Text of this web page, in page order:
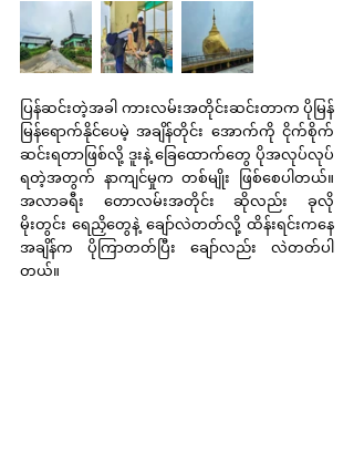
ပြန်ဆင်းတဲ့အခါ ကားလမ်းအတိုင်းဆင်းတာက ပိုမြန်
မြန်ရောက်နိုင်ပေမဲ့ အချိန်တိုင်း အောက်ကို ငိုက်စိုက်
ဆင်းရတာဖြစ်လို့ ဒူးနဲ့ ခြေထောက်တွေ ပိုအလုပ်လုပ်
ရတဲ့အတွက် နာကျင်မှုက တစ်မျိုး ဖြစ်စေပါတယ်။
အလာခရီး တောလမ်းအတိုင်း ဆိုလည်း ခုလို
မိုးတွင်း ရေညှိတွေနဲ့ ချော်လဲတတ်လို့ ထိန်းရင်းကနေ
အချိန်က ပိုကြာတတ်ပြီး ချော်လည်း လဲတတ်ပါ
တယ်။